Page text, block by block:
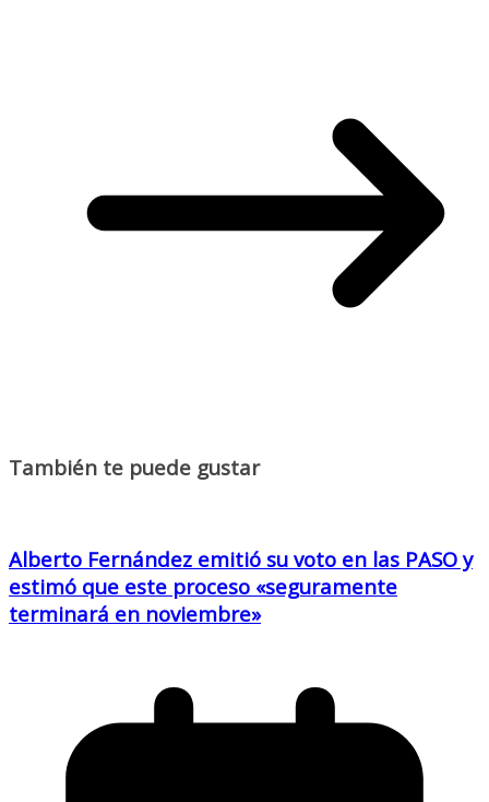
También te puede gustar
Alberto Fernández emitió su voto en las PASO y
estimó que este proceso «seguramente
terminará en noviembre»